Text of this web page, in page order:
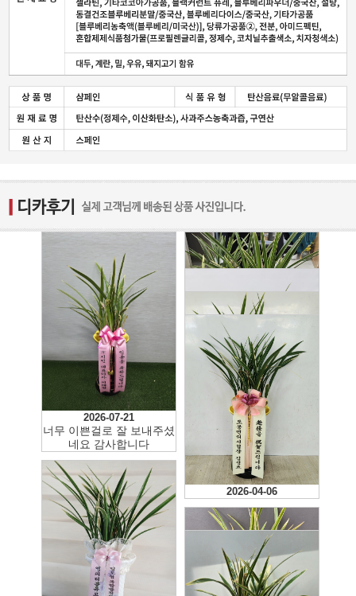
2026-07-21
너무 이쁜걸로 잘 보내주셨
네요 감사합니다
2026-07-02
이쁘네요 감사합니다~!
2026-06-04
2026-04-13
2026-04-06